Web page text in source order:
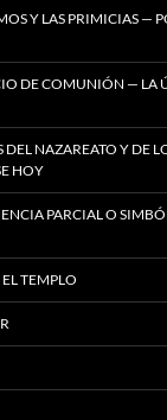
Y LAS PRIMICIAS —
DE COMUNIÓN — LA
DEL NAZAREATO Y DE
HOY
PARCIAL O
TEMPLO